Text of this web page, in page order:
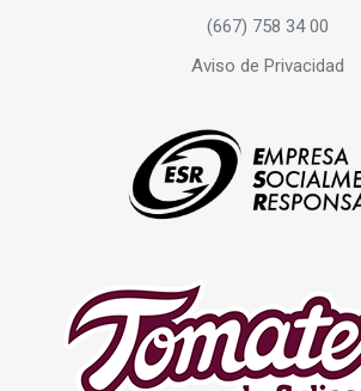
(667) 758 34 00
Aviso de Privacidad